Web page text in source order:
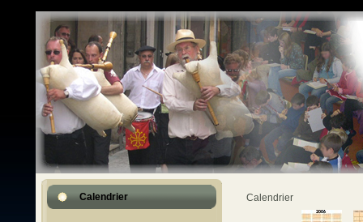
Calendrier Calendrier